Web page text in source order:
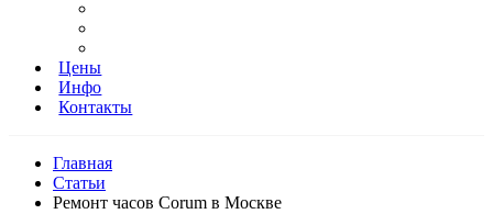
Цены
Инфо
Контакты
Главная
Статьи
Ремонт часов Corum в Москве